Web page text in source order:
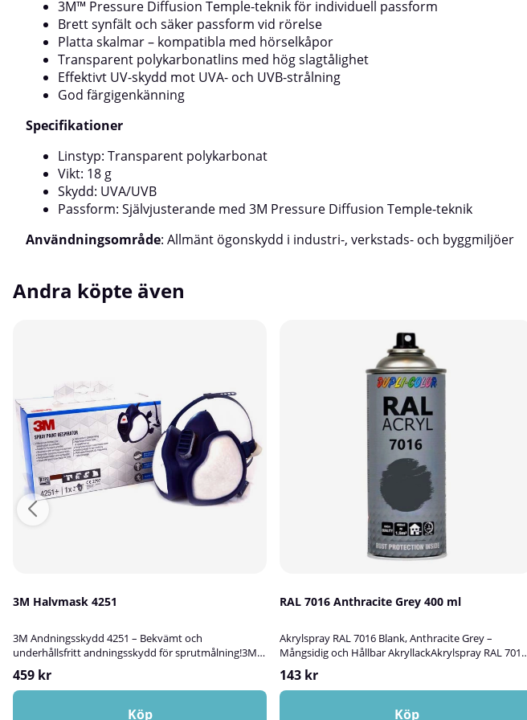
3M™ Pressure Diffusion Temple-teknik för individuell passform
Brett synfält och säker passform vid rörelse
Platta skalmar – kompatibla med hörselkåpor
Transparent polykarbonatlins med hög slagtålighet
Effektivt UV-skydd mot UVA- och UVB-strålning
God färgigenkänning
Specifikationer
Linstyp: Transparent polykarbonat
Vikt: 18 g
Skydd: UVA/UVB
Passform: Självjusterande med 3M Pressure Diffusion Temple-teknik
Användningsområde: Allmänt ögonskydd i industri-, verkstads- och byggmiljöer
Andra köpte även
3M Halvmask 4251
3M Andningsskydd 4251 – Bekvämt och
underhållsfritt andningsskydd för sprutmålning!3M™
Andningsskydd 4251 är ett underhållsfritt
hybridandningsskydd med halvmask som ger ett
pålitligt skydd vid sprutmålning, målning med pensel
och roller, excenterslipning och handslipning. Tack
459 kr
Köp
RAL 7016 Anthracite Grey 400 ml
Akrylspray RAL 7016 Blank, Anthracite Grey –
Mångsidig och Hållbar AkryllackAkrylspray RAL 7016
Anthracite Grey är en högkvalitativ blank akryllack
som passar utmärkt för att bättringsmåla, skydda
och dekorera ytor av trä, metall, aluminium, plast,
glas eller sten. Färgen lämpar sig både för inom- och
143 kr
Köp